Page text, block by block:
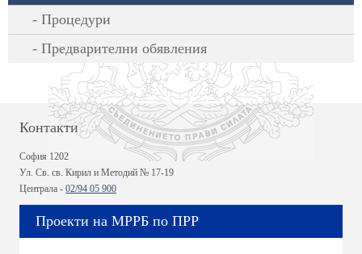
Процедури
Предварителни обявления
Контакти
София 1202
Ул. Св. св. Кирил и Методий № 17-19
Централа - 02/94 05 900
Проекти на МРРБ по ПРР